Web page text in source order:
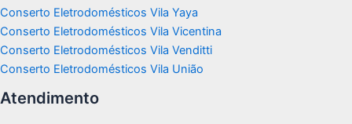
Conserto Eletrodomésticos Vila Yaya
Conserto Eletrodomésticos Vila Vicentina
Conserto Eletrodomésticos Vila Venditti
Conserto Eletrodomésticos Vila União
Atendimento